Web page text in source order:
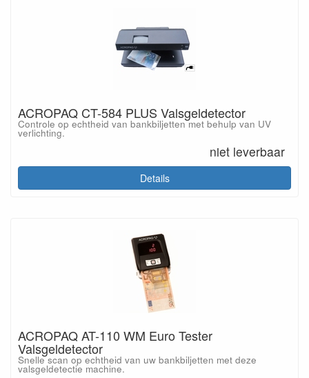
ACROPAQ CT-584 PLUS Valsgeldetector
Controle op echtheid van bankbiljetten met behulp van UV
verlichting.
niet leverbaar
Details
ACROPAQ AT-110 WM Euro Tester
Valsgeldetector
Snelle scan op echtheid van uw bankbiljetten met deze
valsgeldetectie machine.